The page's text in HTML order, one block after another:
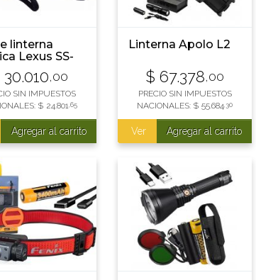
linterna
Lexus SS-
2F led XM-L2
Lumens 2
zoom 2000x
bat
30.010,00
SIN IMPUESTOS
$ 24.801,65
Agregar al carrito
Linterna Apolo L2
$ 67.378,00
PRECIO SIN IMPUESTOS
NACIONALES: $ 55.684,30
Ver Agregar al carrito